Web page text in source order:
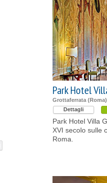
Park Hotel
Grottaferrata (Roma)
Dettagli
Park Hotel Villa
XVI secolo sulle
Roma.